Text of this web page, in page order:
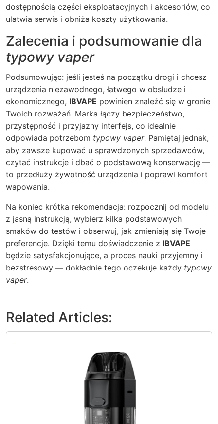
dostępnością części eksploatacyjnych i akcesoriów, co
ułatwia serwis i obniża koszty użytkowania.
Zalecenia i podsumowanie dla
typowy vaper
Podsumowując: jeśli jesteś na początku drogi i chcesz
urządzenia niezawodnego, łatwego w obsłudze i
ekonomicznego, IBVAPE powinien znaleźć się w gronie
Twoich rozważań. Marka łączy bezpieczeństwo,
przystępność i przyjazny interfejs, co idealnie
odpowiada potrzebom typowy vaper. Pamiętaj jednak,
aby zawsze kupować u sprawdzonych sprzedawców,
czytać instrukcje i dbać o podstawową konserwację —
to przedłuży żywotność urządzenia i poprawi komfort
wapowania.
Na koniec krótka rekomendacja: rozpocznij od modelu
z jasną instrukcją, wybierz kilka podstawowych
smaków do testów i obserwuj, jak zmieniają się Twoje
preferencje. Dzięki temu doświadczenie z IBVAPE
będzie satysfakcjonujące, a proces nauki przyjemny i
bezstresowy — dokładnie tego oczekuje każdy typowy
vaper.
Related Articles: